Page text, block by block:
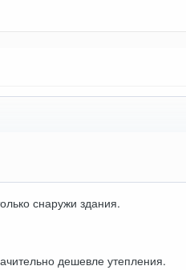
снаружи здания.
дешевле утепления.